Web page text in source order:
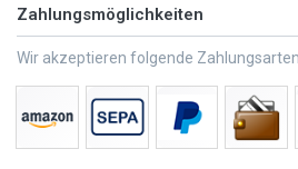
Zahlungsmöglichkeiten
Wir akzeptieren folgende Zahlungsarten